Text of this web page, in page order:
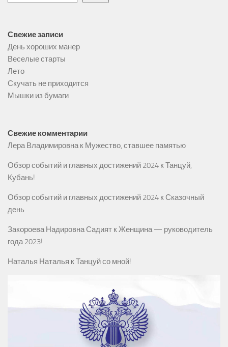
Свежие записи
День хороших манер
Веселые старты
Лето
Скучать не приходится
Мышки из бумаги
Свежие комментарии
Лера Владимировнак Мужество, ставшее памятью
Обзор событий и главных достижений 2024 кТанцуй,
Кубань!
Обзор событий и главных достижений 2024 кСказочный
день
Закороева Надировна Садият кЖенщина — руководитель
года 2023!
Наталья Наталья кТанцуй со мной!